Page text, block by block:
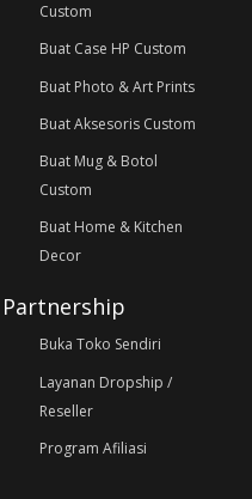
Custom
Buat Case HP Custom
Buat Photo & Art Prints
Buat Aksesoris Custom
Buat Mug & Botol
Custom
Buat Home & Kitchen
Decor
Partnership
Buka Toko Sendiri
Layanan Dropship /
Reseller
Program Afiliasi